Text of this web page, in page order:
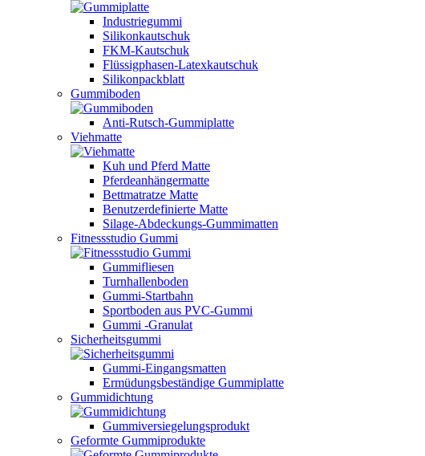
Industriegummi
Silikonkautschuk
FKM-Kautschuk
Flüssigphasen-Latexkautschuk
Silikonpackblatt
Gummiboden
Anti-Rutsch-Gummiplatte
Viehmatte
Kuh und Pferd Matte
Pferdeanhängermatte
Bettmatratze Matte
Benutzerdefinierte Matte
Silage-Abdeckungs-Gummimatten
Fitnessstudio Gummi
Gummifliesen
Turnhallenboden
Gummi-Startbahn
Sportboden aus PVC-Gummi
Gummi -Granulat
Sicherheitsgummi
Gummi-Eingangsmatten
Ermüdungsbeständige Gummiplatte
Gummidichtung
Gummiversiegelungsprodukt
Geformte Gummiprodukte